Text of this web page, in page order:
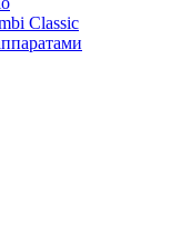
Classic